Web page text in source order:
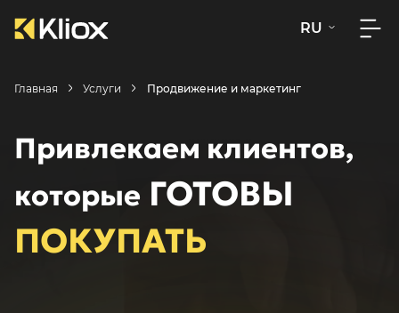
RU
Главная Услуги Продвижение и маркетинг
Привлекаем клиентов,
которые ГОТОВЫ
ПОКУПАТЬ